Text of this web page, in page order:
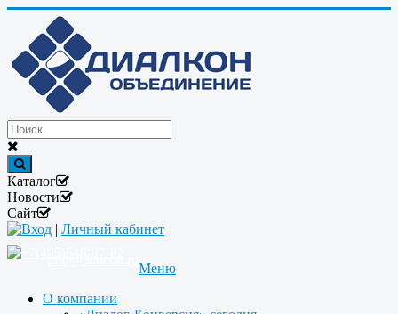
Каталог
Новости
Сайт
Вход | Личный кабинет
Меню
О компании